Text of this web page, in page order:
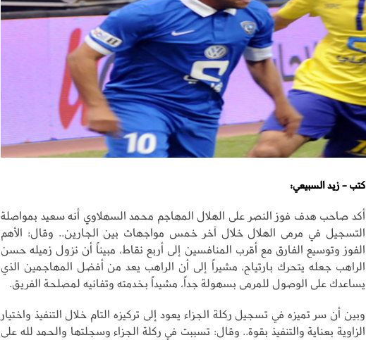
كتب - زيد السبيعي:
أكد صاحب هدف فوز النصر على الهلال المهاجم محمد السهلاوي أنه سعيد بمواصلة
التسجيل في مرمى الهلال خلال آخر خمس مواجهات بين الجارين.. وقال: الأهم
الفوز وتوسيع الفارق مع أقرب المنافسين إلى أربع نقاط، مبيناً أن نزول زميله حسن
الراهب جعله يتحرك بارتياح، مشيراً إلى أن الراهب يعد من أفضل المهاجمين الذي
يساعدك على الوصول للمرمى بسهولة جداً، مشيداً بخدمته وتفانيه لمصلحة الفريق.
وبين أن سر تميزه في تسجيل ركلة الجزاء يعود إلى تركيزه التام خلال التنفيذ واختيار
الزاوية بعناية والتنفيذ بقوة.. وقال: تسببت في ركلة الجزاء وسجلتها والحمد لله على